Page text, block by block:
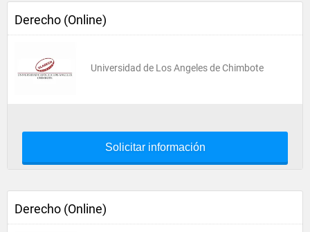
Derecho (Online)
Universidad de Los Angeles de Chimbote
Solicitar información
Derecho (Online)